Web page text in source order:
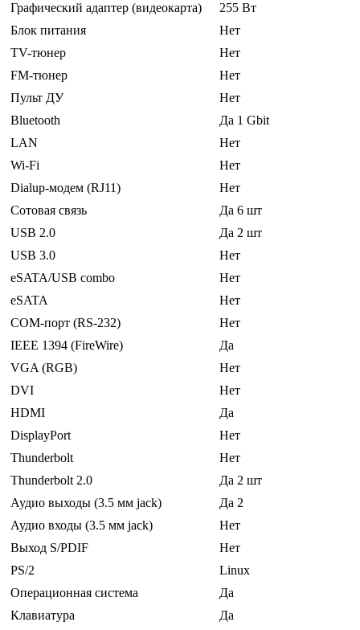
Графический адаптер (видеокарта)
255 Вт
Блок питания
Нет
TV-тюнер
Нет
FM-тюнер
Нет
Пульт ДУ
Нет
Bluetooth
Да 1 Gbit
LAN
Нет
Wi-Fi
Нет
Dialup-модем (RJ11)
Нет
Сотовая связь
Да 6 шт
USB 2.0
Да 2 шт
USB 3.0
Нет
eSATA/USB combo
Нет
eSATA
Нет
COM-порт (RS-232)
Нет
IEEE 1394 (FireWire)
Да
VGA (RGB)
Нет
DVI
Нет
HDMI
Да
DisplayPort
Нет
Thunderbolt
Нет
Thunderbolt 2.0
Да 2 шт
Аудио выходы (3.5 мм jack)
Да 2
Аудио входы (3.5 мм jack)
Нет
Выход S/PDIF
Нет
PS/2
Linux
Операционная система
Да
Клавиатура
Да